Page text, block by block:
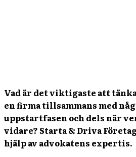
Vad är det viktigaste att
en firma tillsammans med
uppstartfasen och dels när
vidare? Starta & Driva
hjälp av advokatens expertis.